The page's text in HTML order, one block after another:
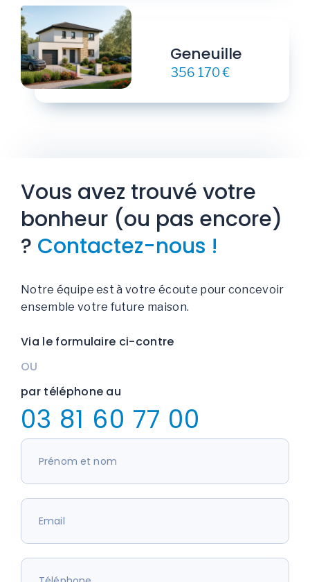
Geneuille
356 170 €
Vous avez trouvé votre
bonheur (ou pas encore)
? Contactez-nous !
Notre équipe est à votre écoute pour concevoir
ensemble votre future maison.
Via le formulaire ci-contre
OU
par téléphone au
03 81 60 77 00